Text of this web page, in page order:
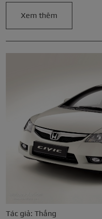
Xem thêm
Tác giả: Thắng